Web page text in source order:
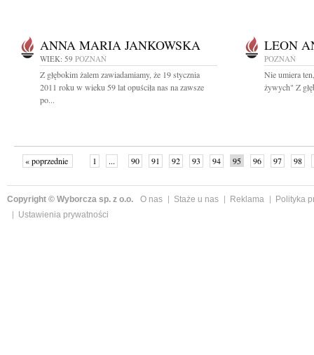
ANNA MARIA JANKOWSKA
WIEK: 59 POZNAŃ
Z głębokim żalem zawiadamiamy, że 19 stycznia
2011 roku w wieku 59 lat opuściła nas na zawsze
po...
LEON
POZNAŃ
Nie umiera
żywych" Z
« poprzednie 1 ... 90 91 92 93 94 95 96 97 98
Copyright © Wyborcza sp. z o.o. O nas Staże u nas Reklama
Polityka
Ustawienia prywatności